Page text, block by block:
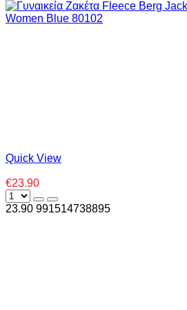
Quick View
€23.90
23.90 991514738895